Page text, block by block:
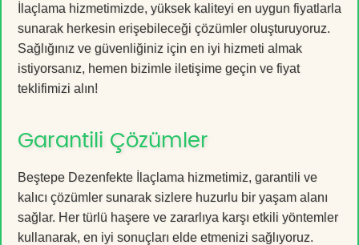
İlaçlama hizmetimizde, yüksek kaliteyi en uygun fiyatlarla
sunarak herkesin erişebileceği çözümler oluşturuyoruz.
Sağlığınız ve güvenliğiniz için en iyi hizmeti almak
istiyorsanız, hemen bizimle iletişime geçin ve fiyat
teklifimizi alın!
Garantili Çözümler
Beştepe Dezenfekte İlaçlama hizmetimiz, garantili ve
kalıcı çözümler sunarak sizlere huzurlu bir yaşam alanı
sağlar. Her türlü haşere ve zararlıya karşı etkili yöntemler
kullanarak, en iyi sonuçları elde etmenizi sağlıyoruz.